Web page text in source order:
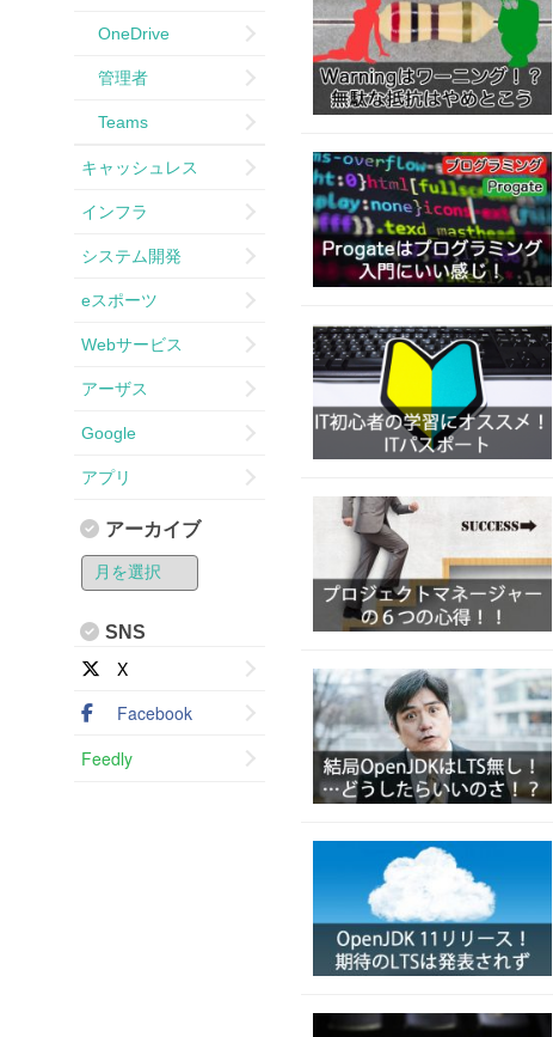
OneDrive
管理者
Teams
キャッシュレス
インフラ
システム開発
eスポーツ
Webサービス
アーザス
Google
アプリ
アーカイブ
SNS
X
Facebook
Feedly